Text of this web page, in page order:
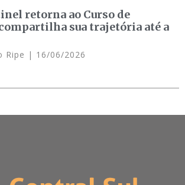
retorna ao Curso de
sua trajetória até a
Ripe 16/06/2026